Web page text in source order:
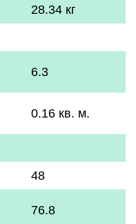
28.34 кг
6.3
0.16 кв. м.
48
76.8